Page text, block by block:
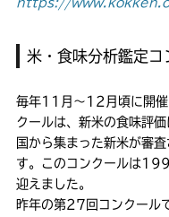
https://
米・食味分析鑑定コ
毎年11月〜12月頃に開催
クールは、新米の食味評
国から集まった新米が審
す。このコンクールは
迎えました。
昨年の第27回コンクール